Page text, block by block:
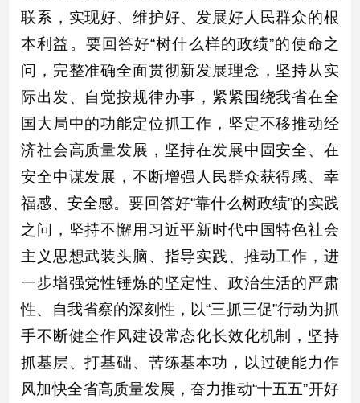
联系，实现好、维护好、发展好人民群众的根
本利益。要回答好“树什么样的政绩”的使命之
问，完整准确全面贯彻新发展理念，坚持从实
际出发、自觉按规律办事，紧紧围绕我省在全
国大局中的功能定位抓工作，坚定不移推动经
济社会高质量发展，坚持在发展中固安全、在
安全中谋发展，不断增强人民群众获得感、幸
福感、安全感。要回答好“靠什么树政绩”的实践
之问，坚持不懈用习近平新时代中国特色社会
主义思想武装头脑、指导实践、推动工作，进
一步增强党性锤炼的坚定性、政治生活的严肃
性、自我省察的深刻性，以“三抓三促”行动为抓
手不断健全作风建设常态化长效化机制，坚持
抓基层、打基础、苦练基本功，以过硬能力作
风加快全省高质量发展，奋力推动“十五五”开好